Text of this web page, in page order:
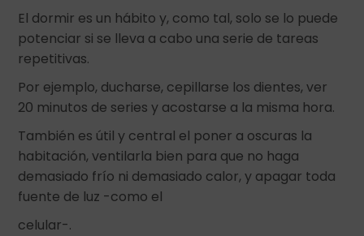
El dormir es un hábito y, como tal, solo se lo puede
potenciar si se lleva a cabo una serie de tareas
repetitivas.
Por ejemplo, ducharse, cepillarse los dientes, ver
20 minutos de series y acostarse a la misma hora.
También es útil y central el poner a oscuras la
habitación, ventilarla bien para que no haga
demasiado frío ni demasiado calor, y apagar toda
fuente de luz -como el
celular-.